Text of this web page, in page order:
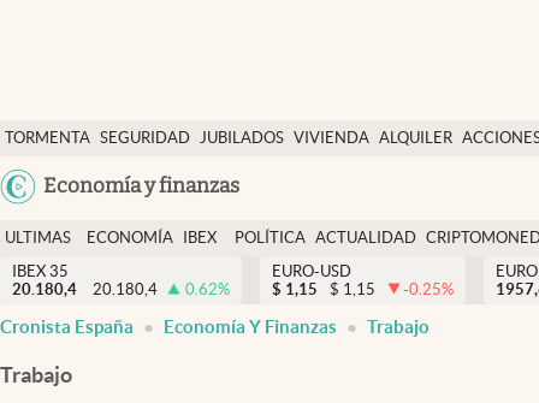
TORMENTA SEGURIDAD JUBILADOS VIVIENDA ALQUILER
Economía y finanzas
Economía y finanzas
Política
Actualidad
Criptomonedas
España
ULTIMAS
NOTICIAS
ECONOMÍA
FINANZAS
IBEX
EURO
POLÍTICA ACTUALIDAD
IBEX 35
20.180,4
20.180,4 0.62%
EURO-USD
$ 1,15 $ 1,15 -0.25%
Cronista España Economía Y Finanzas Trabajo
Trabajo